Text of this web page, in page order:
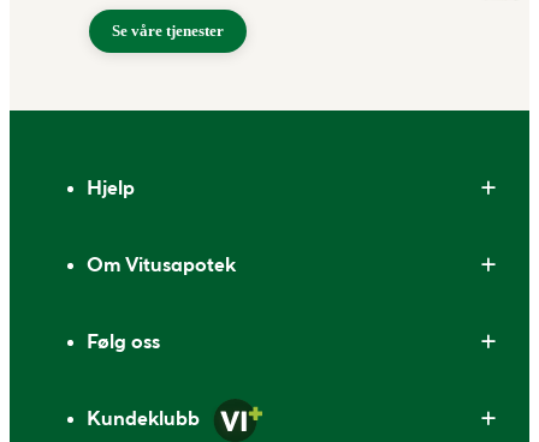
Se våre tjenester
Hjelp
Om Vitusapotek
Følg oss
Kundeklubb